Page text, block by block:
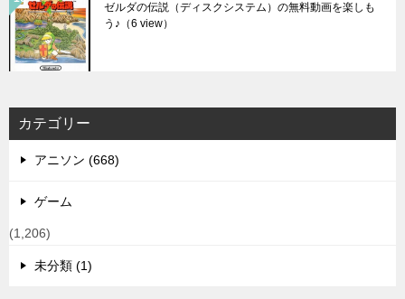
ゼルダの伝説（ディスクシステム）の無料動画を楽しも
う♪ （6 view）
カテゴリー
アニソン (668)
ゲーム
(1,206)
未分類 (1)